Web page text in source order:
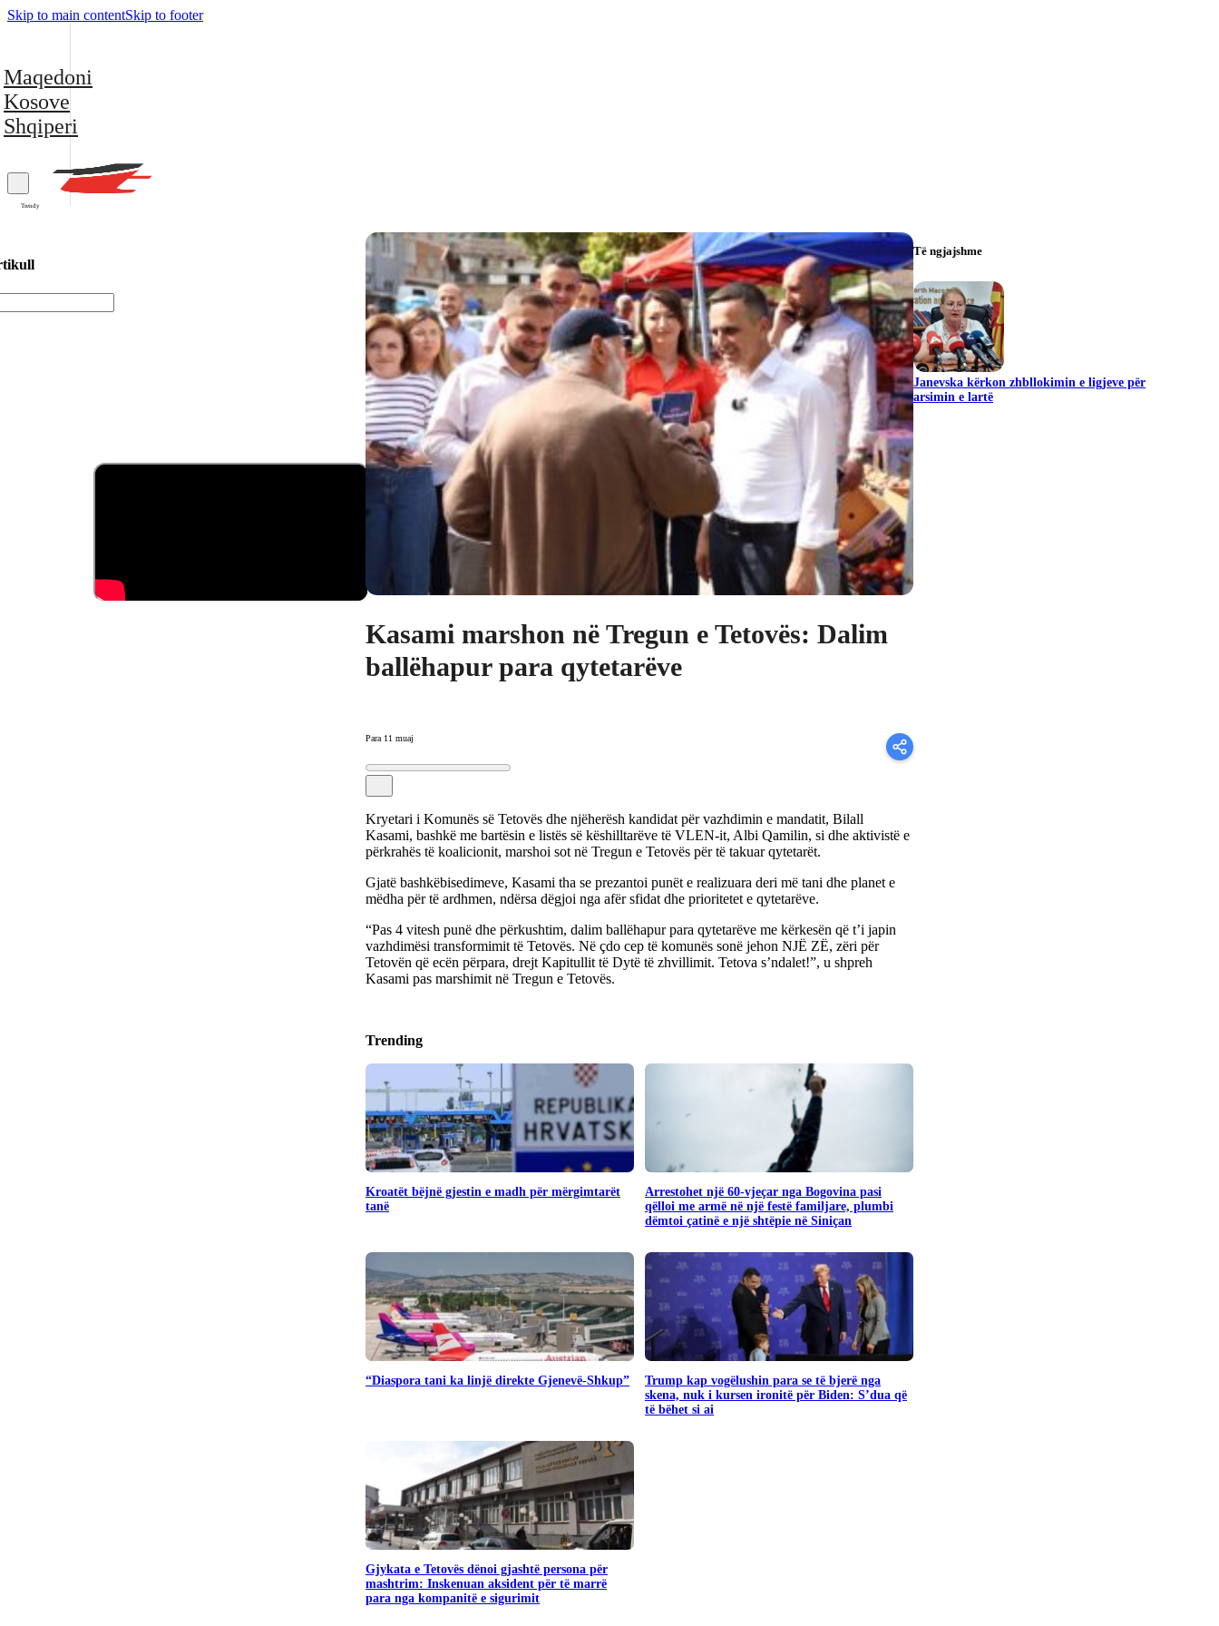
Skip to main contentSkip to footer
Maqedoni
Kosove
Shqiperi
Trendy
Kasami marshon në Tregun e Tetovës: Dalim
ballëhapur para qytetarëve
Para 11 muaj
Kryetari i Komunës së Tetovës dhe njëherësh kandidat për vazhdimin e mandatit, Bilall
Kasami, bashkë me bartësin e listës së këshilltarëve të VLEN-it, Albi Qamilin, si dhe aktivistë e
përkrahës të koalicionit, marshoi sot në Tregun e Tetovës për të takuar qytetarët.
Gjatë bashkëbisedimeve, Kasami tha se prezantoi punët e realizuara deri më tani dhe planet e
mëdha për të ardhmen, ndërsa dëgjoi nga afër sfidat dhe prioritetet e qytetarëve.
“Pas 4 vitesh punë dhe përkushtim, dalim ballëhapur para qytetarëve me kërkesën që t’i japin
vazhdimësi transformimit të Tetovës. Në çdo cep të komunës sonë jehon NJË ZË, zëri për
Tetovën që ecën përpara, drejt Kapitullit të Dytë të zhvillimit. Tetova s’ndalet!”, u shpreh
Kasami pas marshimit në Tregun e Tetovës.
Trending
Kroatët bëjnë gjestin e madh për mërgimtarët
tanë
Arrestohet një 60-vjeçar nga Bogovina pasi
qëlloi me armë në një festë familjare, plumbi
dëmtoi çatinë e një shtëpie në Siniçan
“Diaspora tani ka linjë direkte Gjenevë-Shkup”
Trump kap vogëlushin para se të bjerë nga
skena, nuk i kursen ironitë për Biden: S’dua që
të bëhet si ai
Gjykata e Tetovës dënoi gjashtë persona për
mashtrim: Inskenuan aksident për të marrë
para nga kompanitë e sigurimit
Të ngjajshme
Janevska kërkon zhbllokimin e ligjeve për
arsimin e lartë